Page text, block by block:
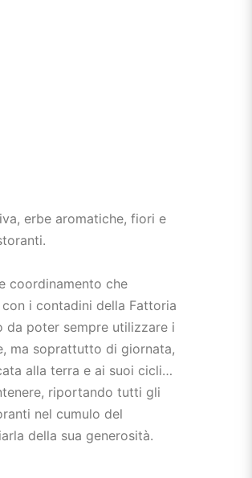
erbe aromatiche, fiori e
coordinamento che
i contadini della Fattoria
da poter sempre utilizzare i
ma soprattutto di giornata,
alla terra e ai suoi cicli…
riportando tutti gli
nel cumulo del
della sua generosità.